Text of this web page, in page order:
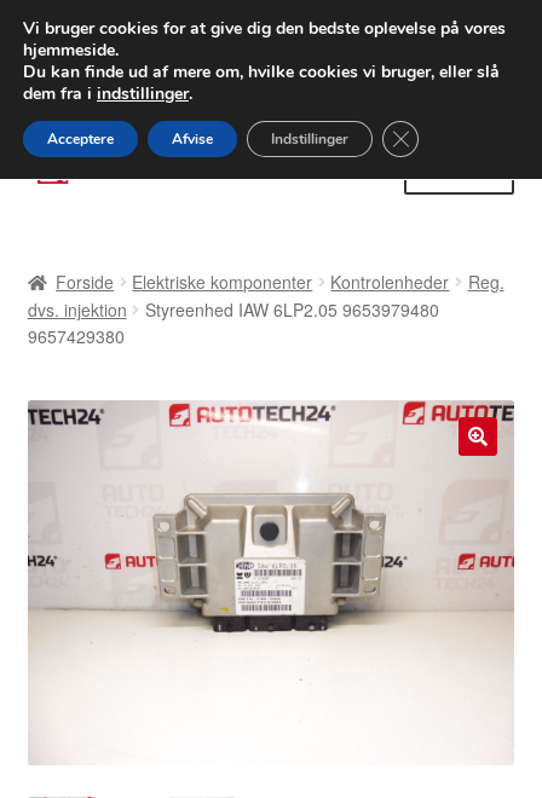
LEVERING fra 55 kr.
FEDEX verdensomspændende forsendelse
80 82 72 02
Spring
til
Spring
til
Betalinger
Klage
Kontakte
Kurv
Forside Elektriske komponenter Kontrolenheder
Reg.
dvs. injektion
Styreenhed IAW 6LP2.05 9653979480
9657429380
Vi bruger cookies for at give dig den bedste oplevelse på vores
hjemmeside.
Du kan finde ud af mere om, hvilke cookies vi bruger, eller slå
dem fra i indstillinger.
Acceptere Afvise Indstillinger Close GDPR